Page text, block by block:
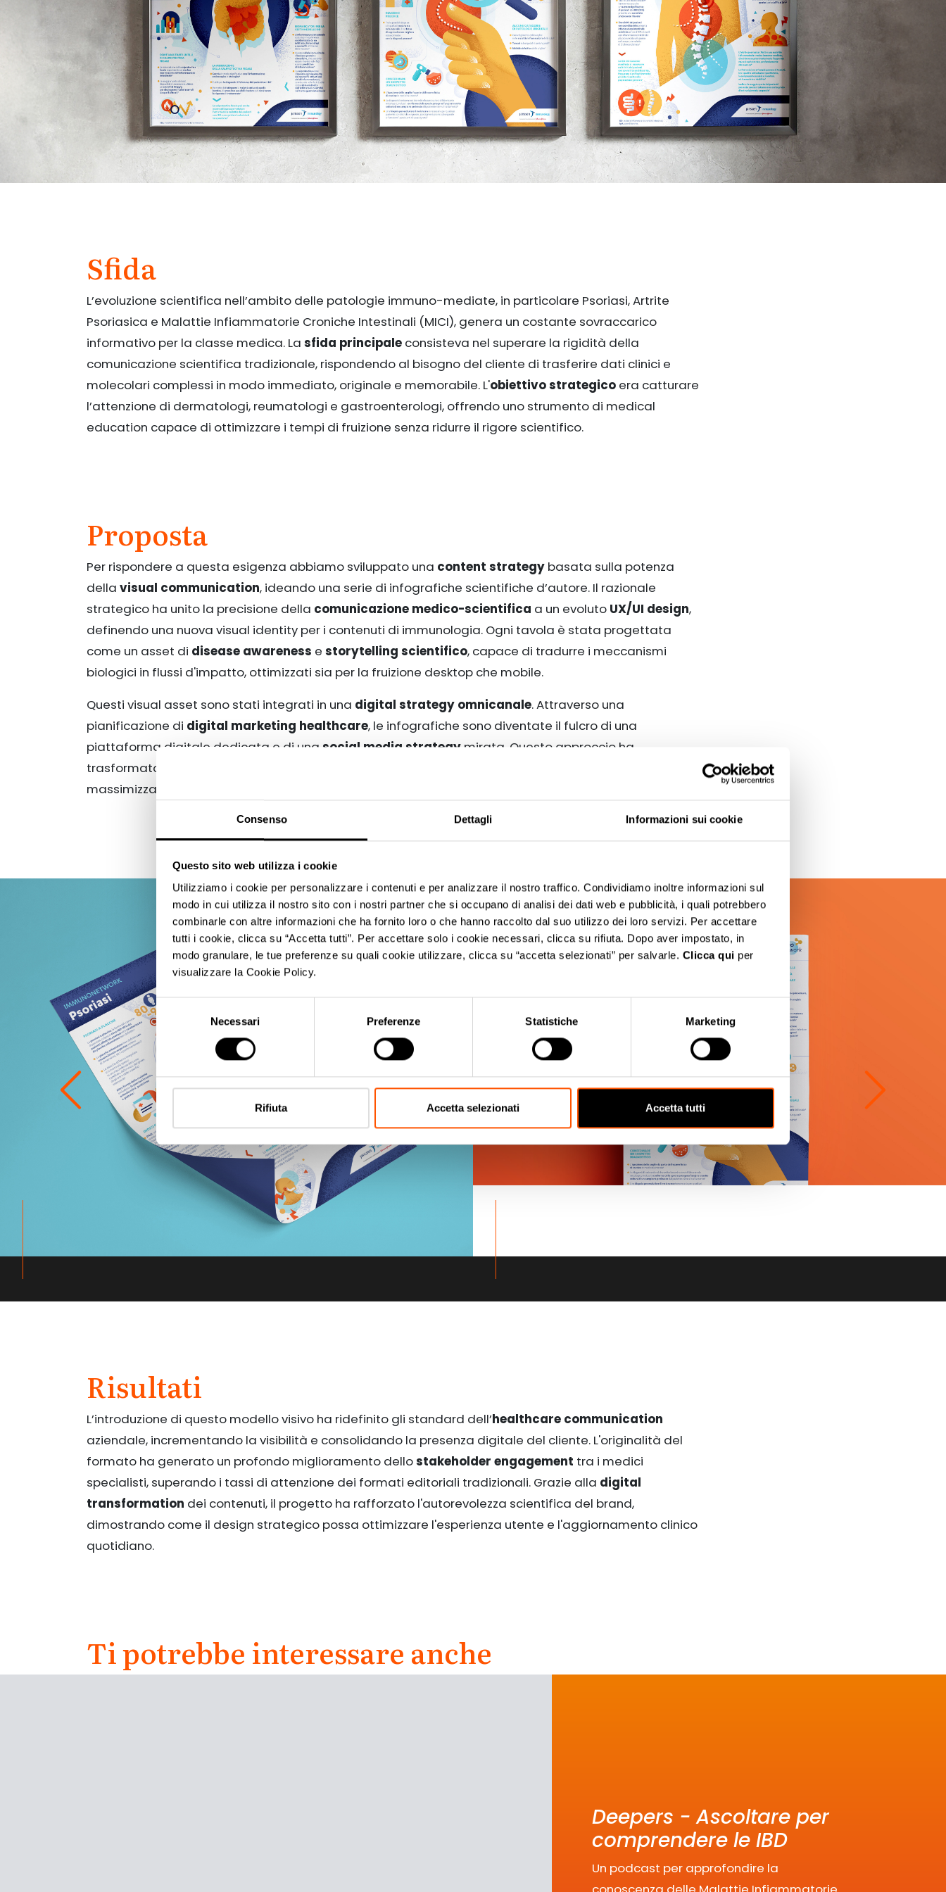
Consenso Dettagli Informazioni sui cookie
Questo sito web utilizza i cookie
Utilizziamo i cookie per personalizzare i contenuti e per analizzare il nostro traffico. Condividiamo inoltre informazioni sul
modo in cui utilizza il nostro sito con i nostri partner che si occupano di analisi dei dati web e pubblicità, i quali potrebbero
combinarle con altre informazioni che ha fornito loro o che hanno raccolto dal suo utilizzo dei loro servizi. Per accettare
tutti i cookie, clicca su “Accetta tutti”. Per accettare solo i cookie necessari, clicca su rifiuta. Dopo aver impostato, in
modo granulare, le tue preferenze su quali cookie utilizzare, clicca su “accetta selezionati” per salvarle. Clicca qui per
visualizzare la Cookie Policy.
Selezione
del
consenso
Necessari Preferenze Statistiche Marketing
Rifiuta Accetta selezionati Accetta tutti
Sfida
L’evoluzione scientifica nell’ambito delle patologie immuno-mediate, in particolare Psoriasi, Artrite
Psoriasica e Malattie Infiammatorie Croniche Intestinali (MICI), genera un costante sovraccarico
informativo per la classe medica. La sfida principaleconsisteva nel superare la rigidità della
comunicazione scientifica tradizionale, rispondendo al bisogno del cliente di trasferire dati clinici e
molecolari complessi in modo immediato, originale e memorabile. L'obiettivo strategicoera catturare
l’attenzione di dermatologi, reumatologi e gastroenterologi, offrendo uno strumento di medical
education capace di ottimizzare i tempi di fruizione senza ridurre il rigore scientifico.
Proposta
Per rispondere a questa esigenza abbiamo sviluppato una content strategybasata sulla potenza
della visual communication, ideando una serie di infografiche scientifiche d’autore. Il razionale
strategico ha unito la precisione della comunicazione medico-scientifica a un evoluto UX/UI design,
definendo una nuova visual identity per i contenuti di immunologia. Ogni tavola è stata progettata
come un asset di disease awareness e storytelling scientifico, capace di tradurre i meccanismi
biologici in flussi d'impatto, ottimizzati sia per la fruizione desktop che mobile.
Questi visual asset sono stati integrati in una digital strategy omnicanale. Attraverso una
pianificazione di digital marketing healthcare, le infografiche sono diventate il fulcro di una
piattaforma digitale dedicata e di una social media strategymirata. Questo approccio ha
trasformato il branded content in un percorso di formazione digitale innovativo, ingegnerizzato per
massimizzare lo stakeholder engagement delle diverse audience specialistiche.
Risultati
L’introduzione di questo modello visivo ha ridefinito gli standard dell’healthcare communication
aziendale, incrementando la visibilità e consolidando la presenza digitale del cliente. L'originalità del
formato ha generato un profondo miglioramento dellostakeholder engagement tra i medici
specialisti, superando i tassi di attenzione dei formati editoriali tradizionali. Grazie alla digital
transformation dei contenuti, il progetto ha rafforzato l'autorevolezza scientifica del brand,
dimostrando come il design strategico possa ottimizzare l'esperienza utente e l'aggiornamento clinico
quotidiano.
Ti potrebbe interessare anche
Deepers - Ascoltare per
comprendere le IBD
Un podcast per approfondire la